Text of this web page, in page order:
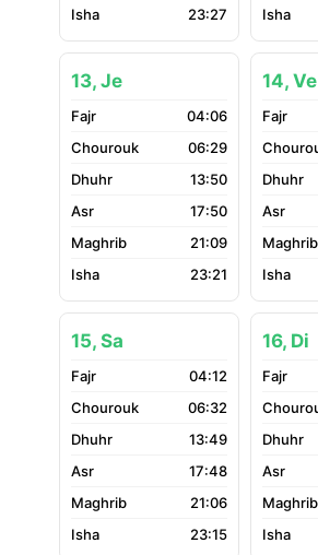
23:27
13, Je
04:06
06:29
13:50
17:50
21:09
23:21
14, Ve
15, Sa
04:12
06:32
13:49
17:48
21:06
23:15
16, Di